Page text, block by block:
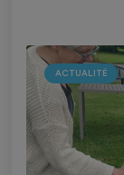
ACTUALITÉ